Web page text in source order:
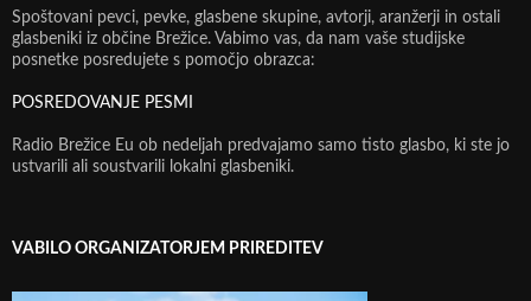
Spoštovani pevci, pevke, glasbene skupine, avtorji, aranžerji in ostali
glasbeniki iz občine Brežice. Vabimo vas, da nam vaše studijske
posnetke posredujete s pomočjo obrazca:
POSREDOVANJE PESMI
Radio Brežice Eu ob nedeljah predvajamo samo tisto glasbo, ki ste jo
ustvarili ali soustvarili lokalni glasbeniki.
VABILO ORGANIZATORJEM PRIREDITEV